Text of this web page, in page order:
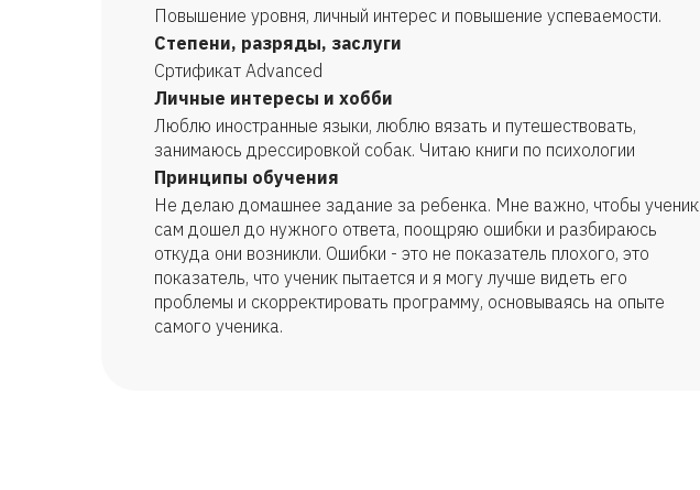
Повышение уровня, личный интерес и повышение успеваемости.
Степени, разряды, заслуги
Сртификат Advanced
Личные интересы и хобби
Люблю иностранные языки, люблю вязать и путешествовать,
занимаюсь дрессировкой собак. Читаю книги по психологии
Принципы обучения
Не делаю домашнее задание за ребенка. Мне важно, чтобы ученик
сам дошел до нужного ответа, поощряю ошибки и разбираюсь
откуда они возникли. Ошибки - это не показатель плохого, это
показатель, что ученик пытается и я могу лучше видеть его
проблемы и скорректировать программу, основываясь на опыте
самого ученика.